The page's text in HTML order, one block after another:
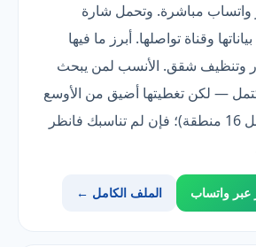
واتساب مباشرة. وتحمل شارة
وقناة تواصلها. أبرز ما فيها
وتنظيف شقق. الأنسب لمن يبحث
— لكن تغطيتها أضيق من الأوسع
في القائمة (2 مقابل 16 منطقة)؛ فإن لم تناسبك فانظر
واتساب الملف الكامل ←